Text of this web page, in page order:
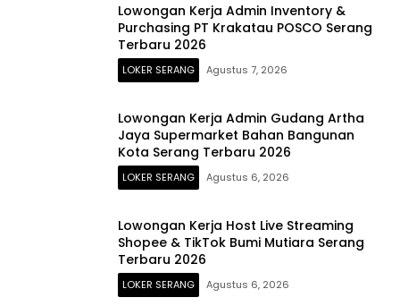
Lowongan Kerja Admin Inventory &
Purchasing PT Krakatau POSCO Serang
Terbaru 2026
LOKER SERANG Agustus 7, 2026
Lowongan Kerja Admin Gudang Artha
Jaya Supermarket Bahan Bangunan
Kota Serang Terbaru 2026
LOKER SERANG Agustus 6, 2026
Lowongan Kerja Host Live Streaming
Shopee & TikTok Bumi Mutiara Serang
Terbaru 2026
LOKER SERANG Agustus 6, 2026